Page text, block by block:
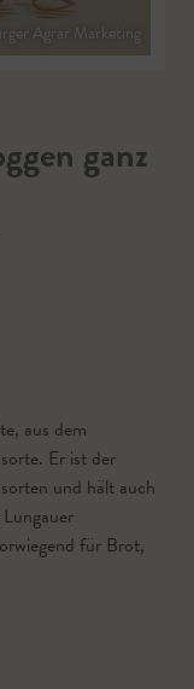
Agrar Marketing
ganz
aus dem
Er ist der
und hält auch
für Brot,